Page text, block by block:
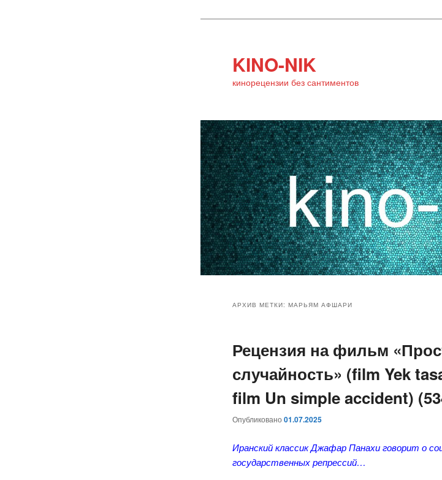
KINO-NIK
кинорецензии без сантиментов
основному
содержимому
дополнительному
содержимому
АРХИВ МЕТКИ:МАРЬЯМ АФШАРИ
Рецензия на фильм
случайность» (film Yek
film Un simple accident)
Опубликовано01.07.2025
Иранский классик Джафар Панахи говорит о
государственных репрессий…